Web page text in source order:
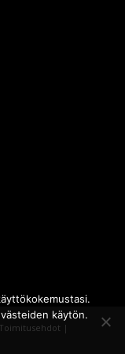
Toimitusehdot |
käytön.